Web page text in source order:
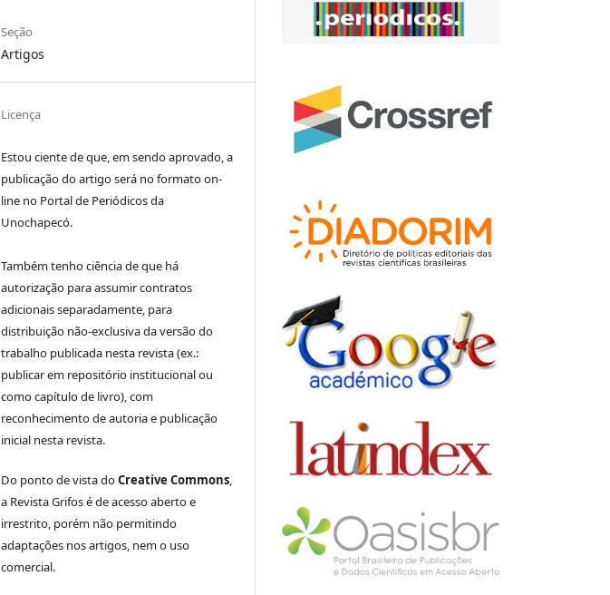
Seção
Artigos
Licença
Estou ciente de que, em sendo aprovado, a
publicação do artigo será no formato on-
line no Portal de Periódicos da
Unochapecó.
Também tenho ciência de que há
autorização para assumir contratos
adicionais separadamente, para
distribuição não-exclusiva da versão do
trabalho publicada nesta revista (ex.:
publicar em repositório institucional ou
como capítulo de livro), com
reconhecimento de autoria e publicação
inicial nesta revista.
Do ponto de vista doCreative Commons,
a Revista Grifos é de acesso aberto e
irrestrito, porém não permitindo
adaptações nos artigos, nem o uso
comercial.